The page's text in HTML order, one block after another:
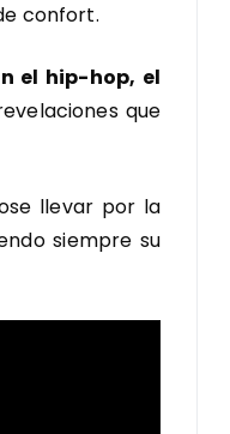
confort.
el hip-hop, el
que
llevar por la
siempre su